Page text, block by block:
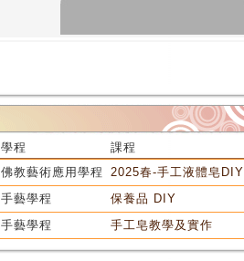
學程
課程
佛教藝術應用學程
2025春-手工液體皂DIY
手藝學程
保養品 DIY
手藝學程 手工皂教學及實作